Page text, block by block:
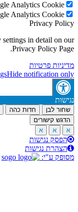
Analytics
Analytics
Privacy
settings in detail
Privacy Policy
פרטיות
Hide notification
לבן חדות כהה
קישורים
א
א
נגישות
נגישות
ע"י: